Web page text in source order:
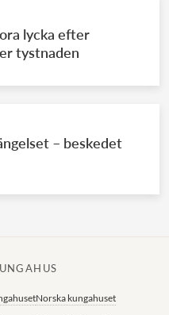
lycka efter
tystnaden
– beskedet
Norska kungahuset